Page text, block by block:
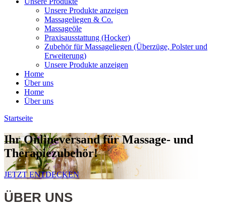
Unsere Produkte anzeigen
Massageliegen & Co.
Massageöle
Praxisausstattung (Hocker)
Zubehör für Massageliegen (Überzüge, Polster und
Erweiterung)
Unsere Produkte anzeigen
Home
Über uns
Home
Über uns
Startseite
Ihr Onlineversandfür Massage- und
Therapiezubehör!
JETZT ENTDECKEN
ÜBER UNS